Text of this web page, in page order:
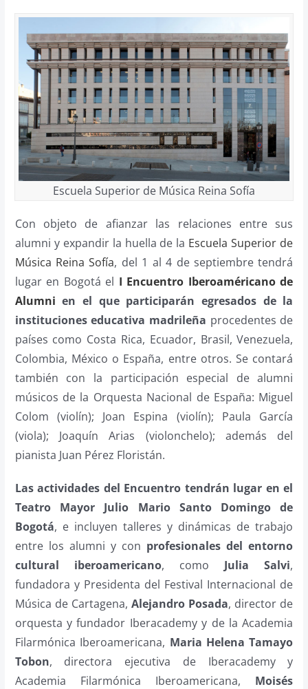
Escuela Superior de Música Reina Sofía
Con objeto de afianzar las relaciones entre sus
alumni y expandir la huella de la Escuela Superior de
Música Reina Sofía, del 1 al 4 de septiembre tendrá
lugar en Bogotá el I Encuentro Iberoaméricano de
Alumni en el que participarán egresados de la
instituciones educativa madrileña procedentes de
países como Costa Rica, Ecuador, Brasil, Venezuela,
Colombia, México o España, entre otros. Se contará
también con la participación especial de alumni
músicos de la Orquesta Nacional de España: Miguel
Colom (violín); Joan Espina (violín); Paula García
(viola); Joaquín Arias (violonchelo); además del
pianista Juan Pérez Floristán.
Las actividades del Encuentro tendrán lugar en el
Teatro Mayor Julio Mario Santo Domingo de
Bogotá, e incluyen talleres y dinámicas de trabajo
entre los alumni y con profesionales del entorno
cultural iberoamericano, como Julia Salvi,
fundadora y Presidenta del Festival Internacional de
Música de Cartagena, Alejandro Posada, director de
orquesta y fundador Iberacademy y de la Academia
Filarmónica Iberoamericana, Maria Helena Tamayo
Tobon, directora ejecutiva de Iberacademy y
Academia Filarmónica Iberoamericana, Moisés